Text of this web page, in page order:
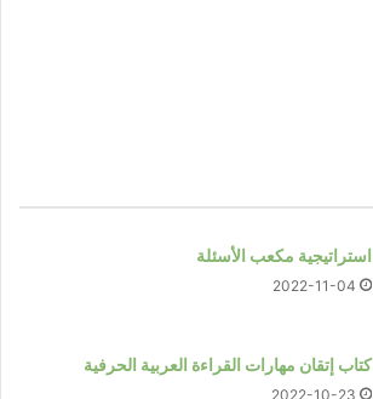
استراتيجية مكعب الأسئلة
2022-11-04
كتاب إتقان مهارات القراءة العربية الحرفية
2022-10-23